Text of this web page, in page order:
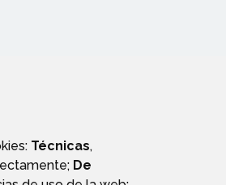
Técnicas,
De